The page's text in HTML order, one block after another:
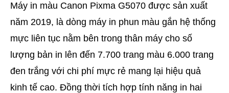
Máy in màu Canon Pixma G5070 được sản xuất
năm 2019, là dòng máy in phun màu gắn hệ thống
mực liên tục nằm bên trong thân máy cho số
lượng bản in lên đến 7.700 trang màu 6.000 trang
đen trắng với chi phí mực rẻ mang lại hiệu quả
kinh tế cao. Đồng thời tích hợp tính năng in hai